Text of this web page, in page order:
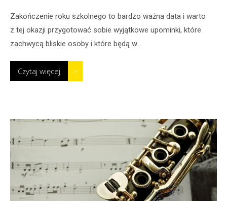
Zakończenie roku szkolnego to bardzo ważna data i warto
z tej okazji przygotować sobie wyjątkowe upominki, które
zachwycą bliskie osoby i które będą w...
Czytaj więcej >